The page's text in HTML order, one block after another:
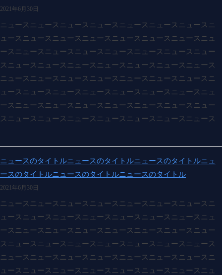
2021年6月30日
ニュースニュースニュースニュースニュースニュースニュースニ
ュースニュースニュースニュースニュースニュースニュースニュ
ースニュースニュースニュースニュースニュースニュースニュー
スニュースニュースニュースニュースニュースニュースニュース
ニュースニュースニュースニュースニュースニュースニュースニ
ュースニュースニュースニュースニュースニュースニュースニュ
ースニュースニュースニュースニュースニュースニュースニュー
スニュースニュースニュースニュースニュースニュースニュース
ニュースのタイトルニュースのタイトルニュースのタイトルニュ
ースのタイトルニュースのタイトルニュースのタイトル
2021年6月30日
ニュースニュースニュースニュースニュースニュースニュースニ
ュースニュースニュースニュースニュースニュースニュースニュ
ースニュースニュースニュースニュースニュースニュースニュー
スニュースニュースニュースニュースニュースニュースニュース
ニュースニュースニュースニュースニュースニュースニュースニ
ュースニュースニュースニュースニュースニュースニュースニュ